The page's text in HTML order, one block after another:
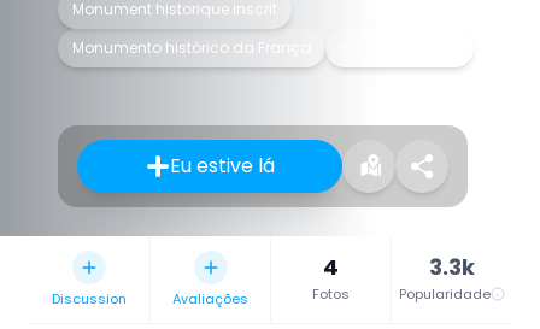
Monument historique inscrit
Monumento histórico da França
Eu estive lá
Discussion Avaliações
4
Fotos
3.3k
Popularidade